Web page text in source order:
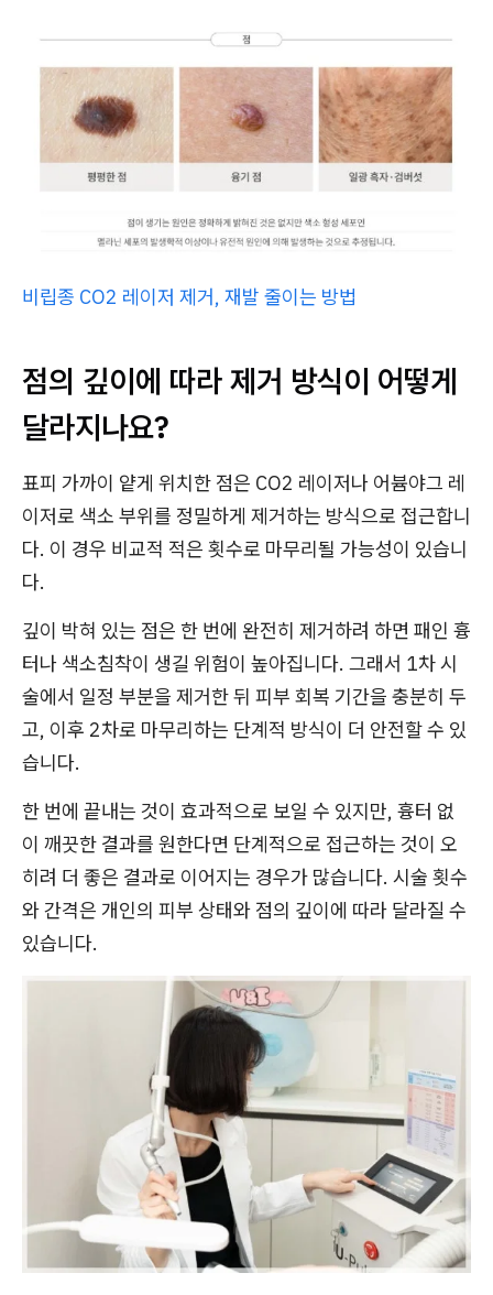
비립종 CO2 레이저 제거, 재발 줄이는 방법
점의 깊이에 따라 제거 방식이 어떻게
달라지나요?
표피 가까이 얕게 위치한 점은 CO2 레이저나 어븀야그 레
이저로 색소 부위를 정밀하게 제거하는 방식으로 접근합니
다. 이 경우 비교적 적은 횟수로 마무리될 가능성이 있습니
다.
깊이 박혀 있는 점은 한 번에 완전히 제거하려 하면 패인 흉
터나 색소침착이 생길 위험이 높아집니다. 그래서 1차 시
술에서 일정 부분을 제거한 뒤 피부 회복 기간을 충분히 두
고, 이후 2차로 마무리하는 단계적 방식이 더 안전할 수 있
습니다.
한 번에 끝내는 것이 효과적으로 보일 수 있지만, 흉터 없
이 깨끗한 결과를 원한다면 단계적으로 접근하는 것이 오
히려 더 좋은 결과로 이어지는 경우가 많습니다. 시술 횟수
와 간격은 개인의 피부 상태와 점의 깊이에 따라 달라질 수
있습니다.